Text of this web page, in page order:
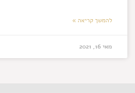
להמשך קריאה »
מאי 16, 2021